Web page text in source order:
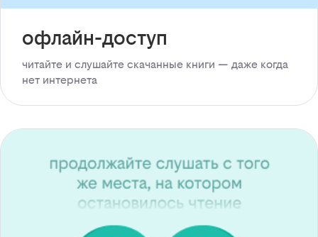
офлайн-доступ
читайте и слушайте скачанные книги — даже когда
нет интернета